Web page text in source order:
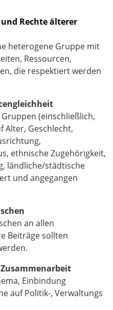
Rechte älterer
heterogene Gruppe mit
Ressourcen,
die respektiert werden
(einschließlich,
Alter, Geschlecht,
ethnische Zugehörigkeit,
ländliche/städtische
und angegangen
an allen
Beiträge sollten
Einbindung
auf Politik-, Verwaltungs